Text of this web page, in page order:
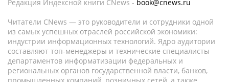
Редакция Индексной книги CNews - book@cnews.ru
Читатели CNews — это руководители и сотрудники одной
из самых успешных отраслей российской экономики:
индустрии информационных технологий. Ядро аудитории
составляют топ-менеджеры и технические специалисты
департаментов информатизации федеральных и
региональных органов государственной власти, банков,